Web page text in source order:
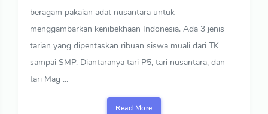
beragam pakaian adat nusantara untuk
menggambarkan kenibekhaan Indonesia. Ada 3 jenis
tarian yang dipentaskan ribuan siswa muali dari TK
sampai SMP. Diantaranya tari P5, tari nusantara, dan
tari Mag ...
Read More